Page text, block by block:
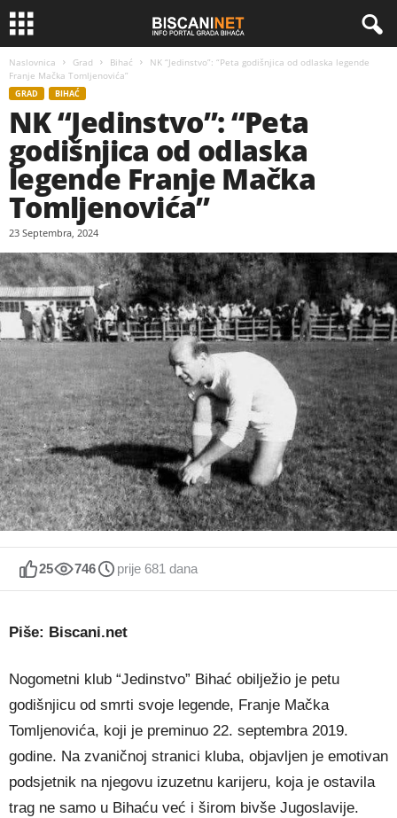
Naslovnica Grad Bihać
NK “Jedinstvo”: “Peta godišnjica od odlaska legende
Franje Mačka Tomljenovića”
GRAD BIHAĆ
NK “Jedinstvo”: “Peta
godišnjica od odlaska
legende Franje Mačka
Tomljenovića”
23 Septembra, 2024
25 746 prije 681 dana
Piše: Biscani.net
Nogometni klub “Jedinstvo” Bihać obilježio je petu
godišnjicu od smrti svoje legende, Franje Mačka
Tomljenovića, koji je preminuo 22. septembra 2019.
godine. Na zvaničnoj stranici kluba, objavljen je emotivan
podsjetnik na njegovu izuzetnu karijeru, koja je ostavila
trag ne samo u Bihaću već i širom bivše Jugoslavije.